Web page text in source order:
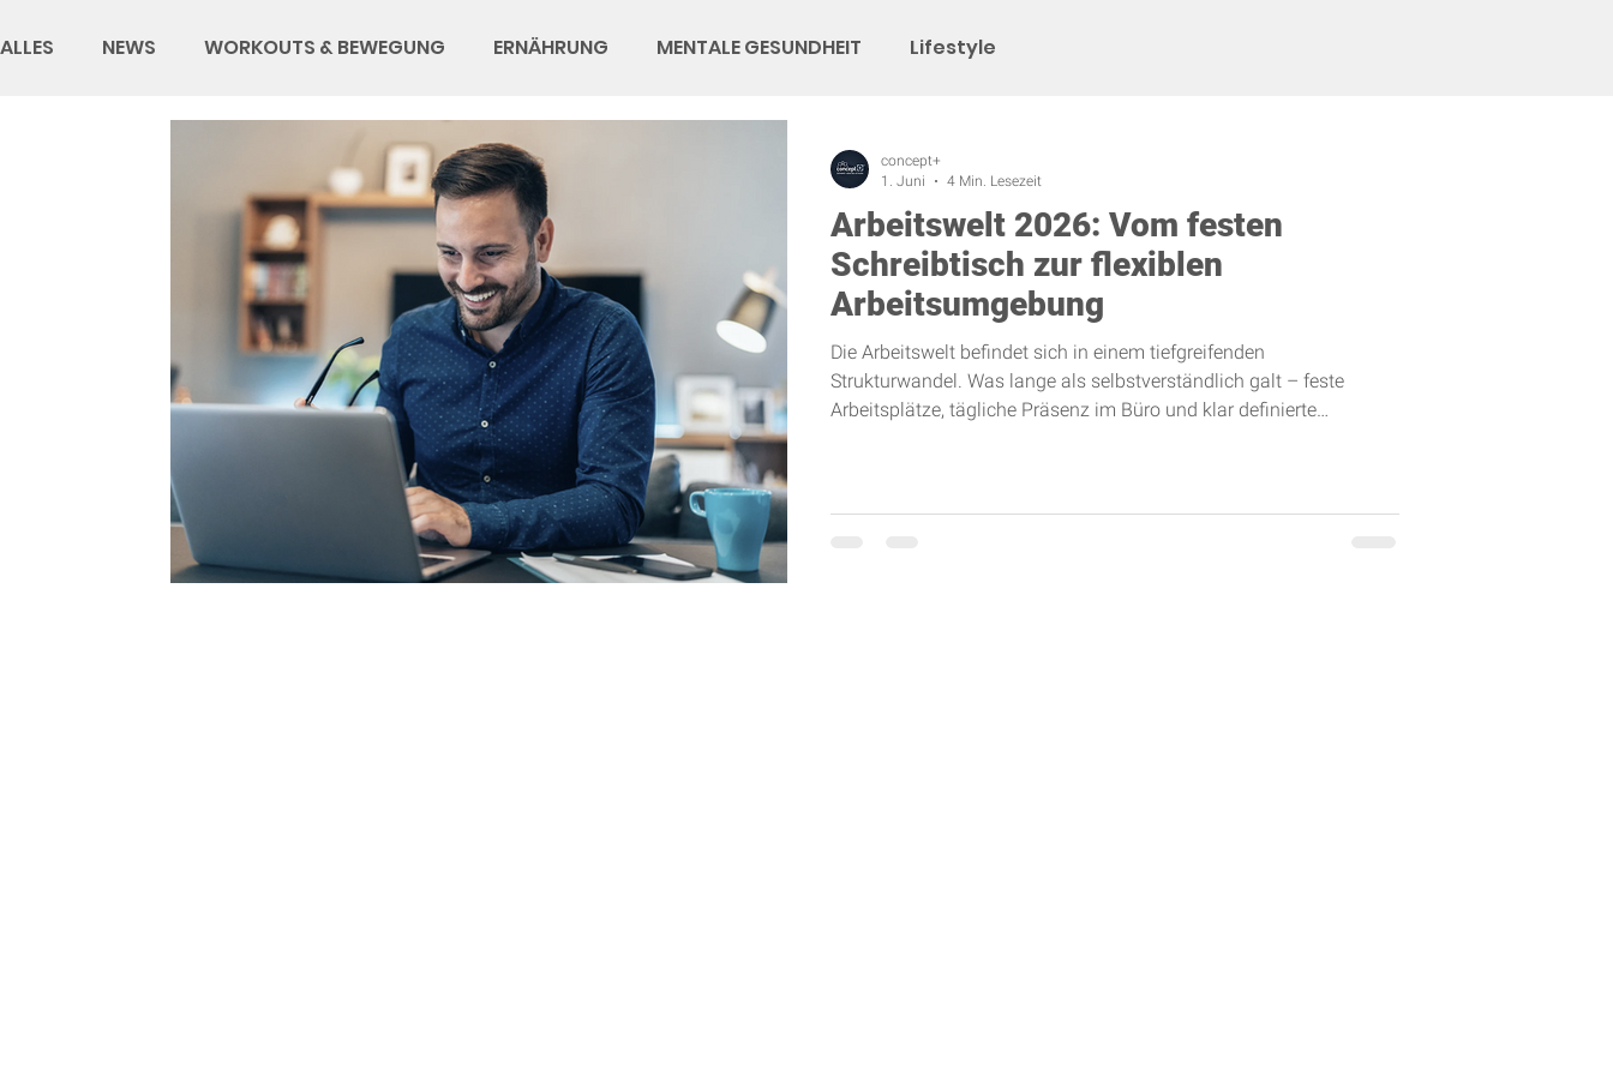
ALLES NEWS WORKOUTS & BEWEGUNG ERNÄHRUNG MENTALE GESUNDHEIT Lifestyle
Arbeitswelt 2026: Vom festen
Schreibtisch zur flexiblen
Arbeitsumgebung
Die Arbeitswelt befindet sich in einem tiefgreifenden
Strukturwandel. Was lange als selbstverständlich galt – feste
Arbeitsplätze, tägliche Präsenz im Büro und klar definierte
concept+
1. Juni
4 Min. Lesezeit